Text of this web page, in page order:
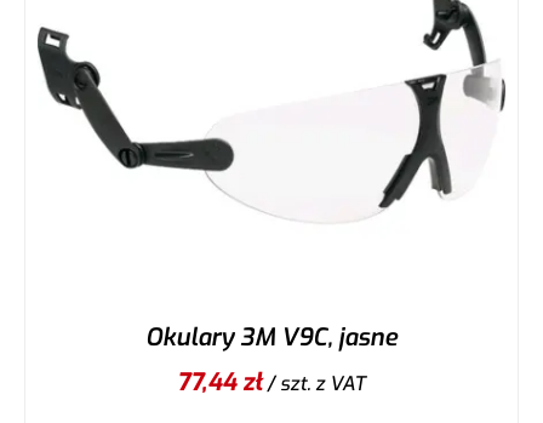
Okulary 3M V9C, jasne
77,44zł/ szt.z VAT